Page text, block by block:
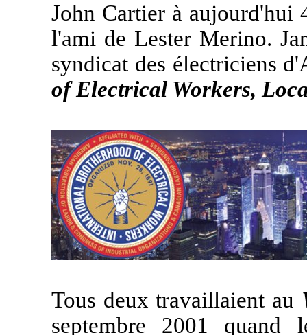
John Cartier à aujourd'hui
l'ami de Lester Merino.
syndicat des électriciens
of Electrical Workers,
Tous deux travaillaient au
septembre 2001 quand